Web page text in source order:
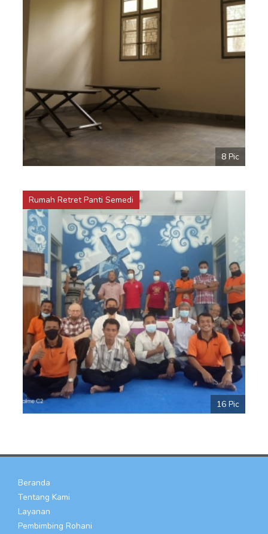
8 Pic
Rumah Retret Panti Semedi
16 Pic
Beranda
Tentang Kami
Layanan
Pembimbing Rohani